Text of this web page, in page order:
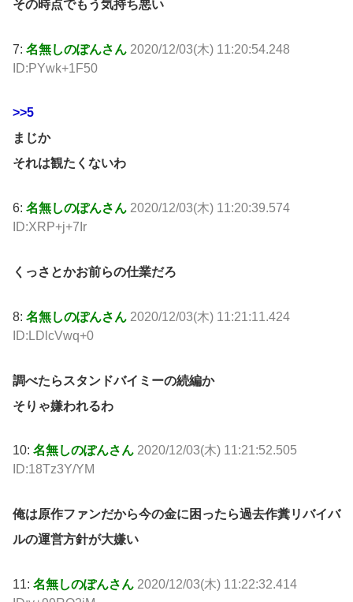
その時点でもう気持ち悪い
7: 名無しのぽんさん 2020/12/03(木) 11:20:54.248
ID:PYwk+1F50
>>5
まじか
それは観たくないわ
6: 名無しのぽんさん 2020/12/03(木) 11:20:39.574
ID:XRP+j+7Ir
くっさとかお前らの仕業だろ
8: 名無しのぽんさん 2020/12/03(木) 11:21:11.424
ID:LDlcVwq+0
調べたらスタンドバイミーの続編か
そりゃ嫌われるわ
10: 名無しのぽんさん 2020/12/03(木) 11:21:52.505
ID:18Tz3Y/YM
俺は原作ファンだから今の金に困ったら過去作糞リバイバ
ルの運営方針が大嫌い
11: 名無しのぽんさん 2020/12/03(木) 11:22:32.414